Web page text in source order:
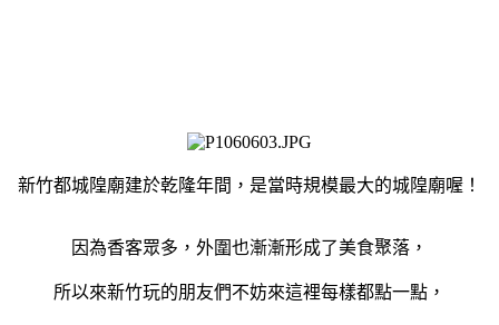
新竹都城隍廟建於乾隆年間，是當時規模最大的城隍廟喔！
因為香客眾多，外圍也漸漸形成了美食聚落，
所以來新竹玩的朋友們不妨來這裡每樣都點一點，